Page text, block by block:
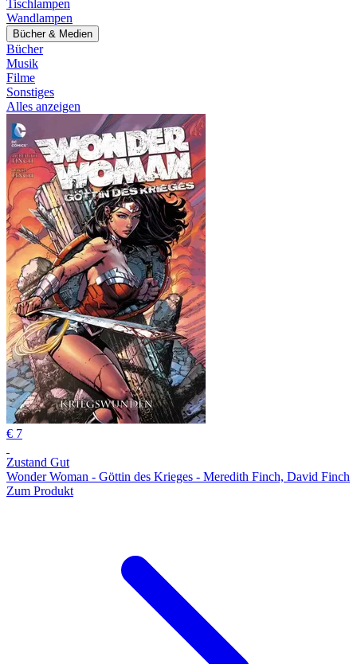
Tischlampen
Wandlampen
Bücher & Medien
Bücher
Musik
Filme
Sonstiges
Alles anzeigen
€ 7
Zustand Gut
Wonder Woman - Göttin des Krieges - Meredith Finch, David Finch
Zum Produkt